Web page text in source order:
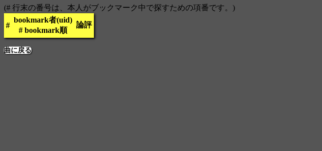
(# 行末の番号は、本人がブックマーク中で探すための項番です。)
#
bookmark者(uid)
# bookmark順
論評
曲に戻る